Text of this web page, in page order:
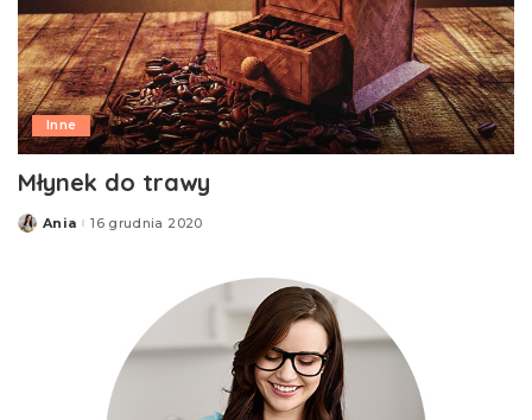
Inne
Młynek do trawy
Posted
Ania 16 grudnia 2020